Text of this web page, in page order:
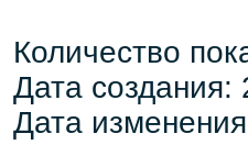
Количество
Дата
Дата